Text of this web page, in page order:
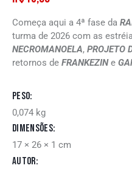
Começa aqui a 4ª fase da
turma de 2026 com as
NECROMANOELA, PROJETO
retornos de FRANKEZINe
Peso
0,074 kg
Dimensões
17 × 26 × 1 cm
Autor